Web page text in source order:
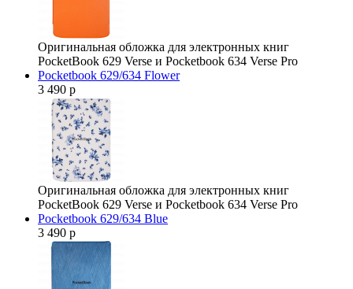
Оригинальная обложка для электронных книг
PocketBook 629 Verse и Pocketbook 634 Verse Pro
Pocketbook 629/634 Flower
3 490 р
Оригинальная обложка для электронных книг
PocketBook 629 Verse и Pocketbook 634 Verse Pro
Pocketbook 629/634 Blue
3 490 р